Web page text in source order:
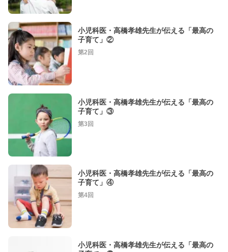
小児科医・高橋孝雄先生が伝える「最高の
子育て」②
第2回
小児科医・高橋孝雄先生が伝える「最高の
子育て」③
第3回
小児科医・高橋孝雄先生が伝える「最高の
子育て」④
第4回
小児科医・高橋孝雄先生が伝える「最高の